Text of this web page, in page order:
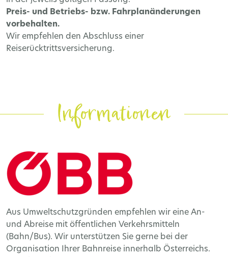
Preis- und Betriebs- bzw. Fahrplanänderungen
vorbehalten.
Wir empfehlen den Abschluss einer
Reiserücktrittsversicherung.
Informationen
Aus Umweltschutzgründen empfehlen wir eine An-
und Abreise mit öffentlichen Verkehrsmitteln
(Bahn/Bus). Wir unterstützen Sie gerne bei der
Organisation Ihrer Bahnreise innerhalb Österreichs.